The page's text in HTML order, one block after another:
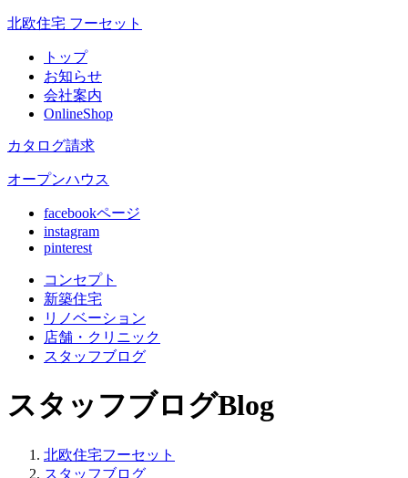
北欧住宅 フーセット
トップ
お知らせ
会社案内
OnlineShop
カタログ請求
オープンハウス
facebookページ
instagram
pinterest
コンセプト
新築住宅
リノベーション
店舗 ・クリニック
スタッフブログ
スタッフブログBlog
北欧住宅フーセット
スタッフブログ